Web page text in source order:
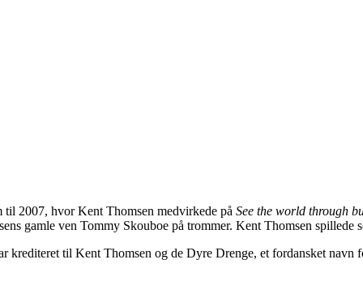
2007, hvor Kent Thomsen medvirkede på See the world through
gamle ven Tommy Skouboe på trommer. Kent Thomsen spillede
krediteret til Kent Thomsen og de Dyre Drenge, et fordansket navn